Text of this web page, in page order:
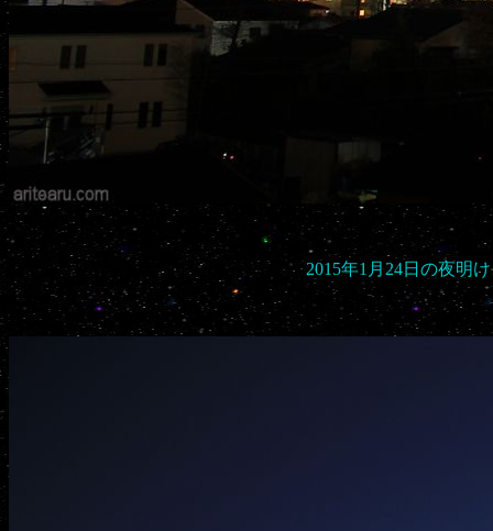
2015年1月24日の夜明